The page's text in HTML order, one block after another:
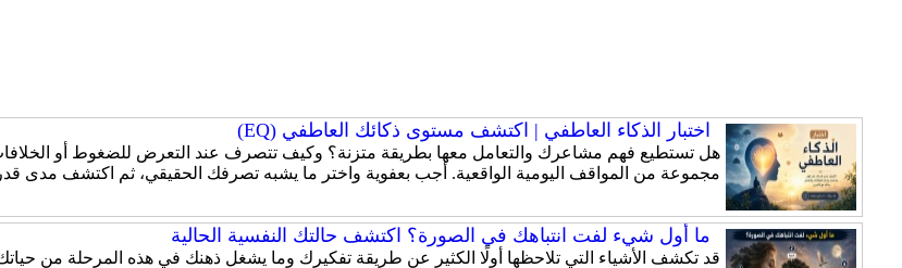
اختبار الذكاء العاطفي | اكتشف مستوى ذكائك العاطفي (EQ)
هل تستطيع فهم مشاعرك والتعامل معها بطريقة متزنة؟ وكيف تتصرف عند التعرض للضغوط أو
مجموعة من المواقف اليومية الواقعية. أجب بعفوية واختر ما يشبه تصرفك الحقيقي، ثم اكتشف مدى
ما أول شيء لفت انتباهك في الصورة؟ اكتشف حالتك النفسية الحالية
قد تكشف الأشياء التي تلاحظها أولًا الكثير عن طريقة تفكيرك وما يشغل ذهنك في هذه المرحلة من